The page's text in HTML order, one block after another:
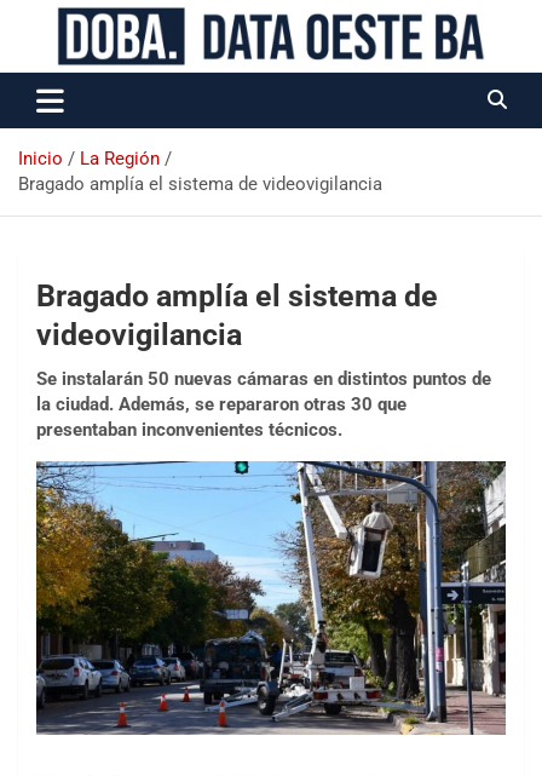
Data Oeste BA
Inicio
La Región
Bragado amplía el sistema de videovigilancia
Bragado amplía el sistema de
videovigilancia
Se instalarán 50 nuevas cámaras en distintos puntos de
la ciudad. Además, se repararon otras 30 que
presentaban inconvenientes técnicos.